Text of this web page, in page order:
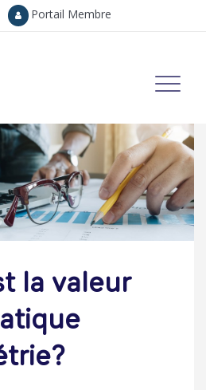
Portail Membre
la valeur